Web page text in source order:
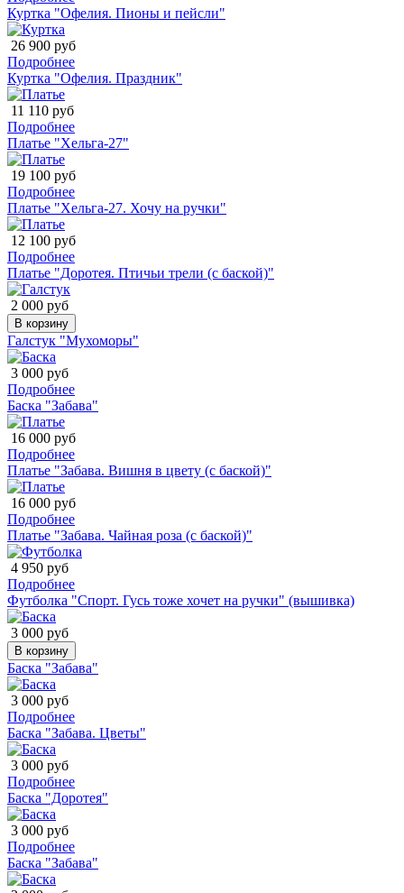
Куртка "Офелия. Пионы и пейсли"
26 900 руб
Подробнее
Куртка "Офелия. Праздник"
11 110 руб
Подробнее
Платье "Хельга-27"
19 100 руб
Подробнее
Платье "Хельга-27. Хочу на ручки"
12 100 руб
Подробнее
Платье "Доротея. Птичьи трели (с баской)"
2 000 руб
В корзину
Галстук "Мухоморы"
3 000 руб
Подробнее
Баска "Забава"
16 000 руб
Подробнее
Платье "Забава. Вишня в цвету (с баской)"
16 000 руб
Подробнее
Платье "Забава. Чайная роза (с баской)"
4 950 руб
Подробнее
Футболка "Спорт. Гусь тоже хочет на ручки" (вышивка)
3 000 руб
В корзину
Баска "Забава"
3 000 руб
Подробнее
Баска "Забава. Цветы"
3 000 руб
Подробнее
Баска "Доротея"
3 000 руб
Подробнее
Баска "Забава"